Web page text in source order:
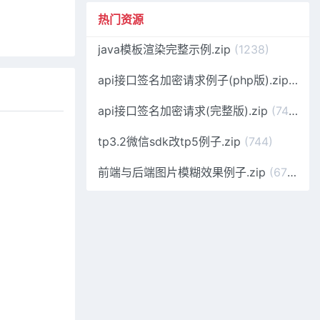
热门资源
java模板渲染完整示例.zip (1238)
api接口签名加密请求例子(php版).zip
api接口签名加密请求(完整版).zip (746)
tp3.2微信sdk改tp5例子.zip (744)
前端与后端图片模糊效果例子.zip (670)